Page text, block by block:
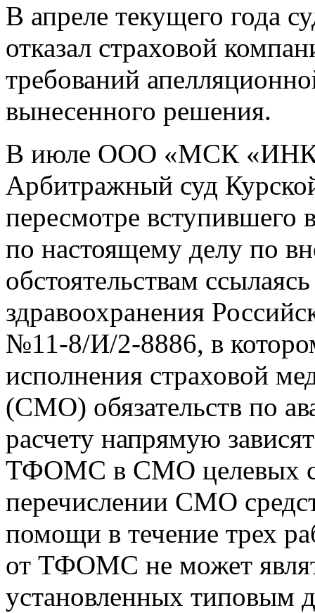
В апреле текущего года
отказал страховой
требований
вынесенного решения.
В июле ООО «МСК
Арбитражный суд
пересмотре вступившего
по настоящему делу по
обстоятельствам
здравоохранения
№11-8/И/2-8886, в
исполнения страховой
(СМО) обязательств по
расчету напрямую
ТФОМС в СМО целевых
перечислении СМО
помощи в течение трех
от ТФОМС не может
установленных типовым